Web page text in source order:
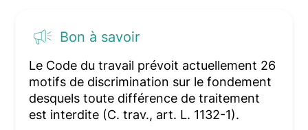
Bon à savoir
Le Code du travail prévoit actuellement 26
motifs de discrimination sur le fondement
desquels toute différence de traitement
est interdite (C. trav., art. L. 1132-1).